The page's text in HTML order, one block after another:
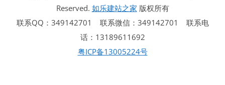
Reserved. 如乐建站之家 版权所有
联系QQ：349142701 联系微信：349142701 联系电
话：13189611692
粤ICP备13005224号